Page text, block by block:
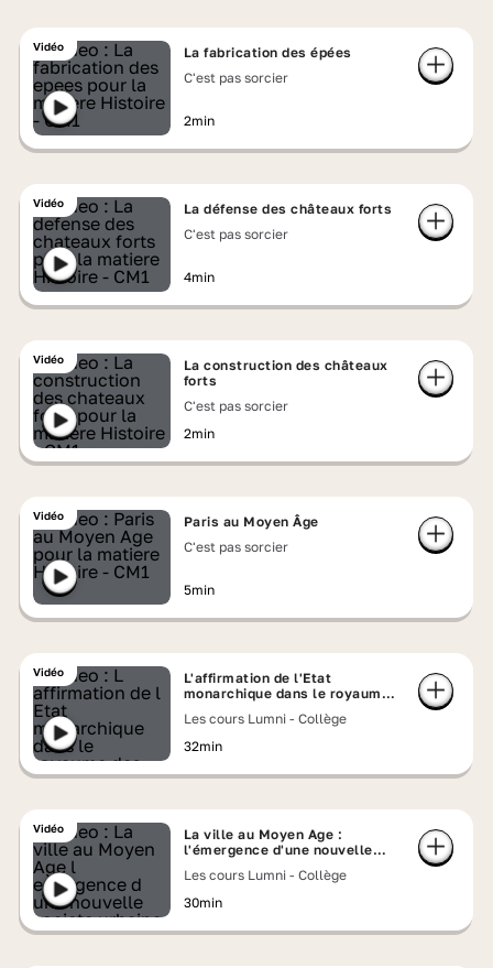
Vidéo
La fabrication des épées
C'est pas sorcier
2min
Vidéo
La défense des châteaux forts
C'est pas sorcier
4min
Vidéo
La construction des châteaux
forts
C'est pas sorcier
2min
Vidéo
Paris au Moyen Âge
C'est pas sorcier
5min
Vidéo
L'affirmation de l'Etat
monarchique dans le royaume
Les cours Lumni - Collège
32min
Vidéo
La ville au Moyen Age :
l'émergence d'une nouvelle
Les cours Lumni - Collège
30min